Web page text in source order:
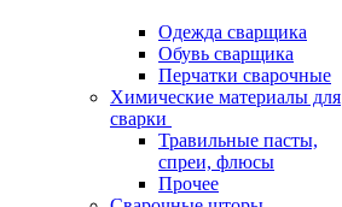
Одежда сварщика
Обувь сварщика
Перчатки сварочные
Химические материалы для
сварки
Травильные пасты,
спреи, флюсы
Прочее